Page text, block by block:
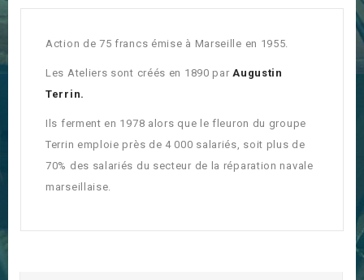
Action de 75 francs émise à Marseille en 1955.
Les Ateliers sont créés en 1890 parAugustin
Terrin.
Ils ferment en 1978 alors que le fleuron du groupe
Terrin emploie près de 4 000 salariés, soit plus de
70% des salariés du secteur de la réparation navale
marseillaise.